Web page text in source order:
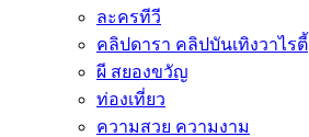
ละครทีวี
คลิปดารา คลิปบันเทิงวาไรตี้
ผี สยองขวัญ
ท่องเที่ยว
ความสวย ความงาม